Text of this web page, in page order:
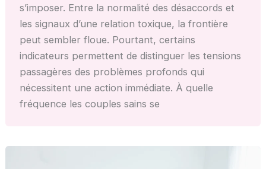
s’imposer. Entre la normalité des désaccords et
les signaux d’une relation toxique, la frontière
peut sembler floue. Pourtant, certains
indicateurs permettent de distinguer les tensions
passagères des problèmes profonds qui
nécessitent une action immédiate. À quelle
fréquence les couples sains se